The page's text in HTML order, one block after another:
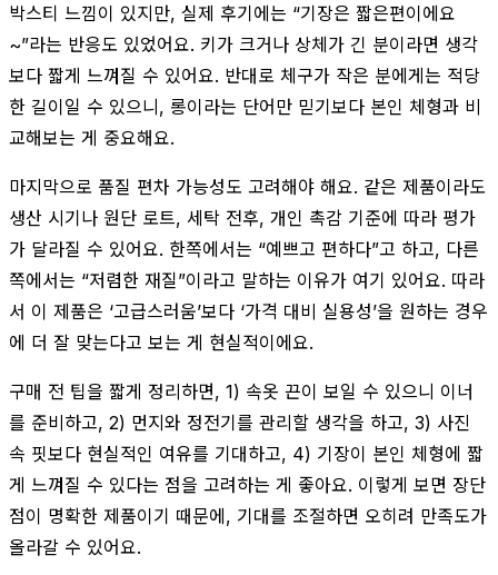
박스티 느낌이 있지만, 실제 후기에는 “기장은 짧은편이에요
~”라는 반응도 있었어요. 키가 크거나 상체가 긴 분이라면 생각
보다 짧게 느껴질 수 있어요. 반대로 체구가 작은 분에게는 적당
한 길이일 수 있으니, 롱이라는 단어만 믿기보다 본인 체형과 비
교해보는 게 중요해요.
마지막으로 품질 편차 가능성도 고려해야 해요. 같은 제품이라도
생산 시기나 원단 로트, 세탁 전후, 개인 촉감 기준에 따라 평가
가 달라질 수 있어요. 한쪽에서는 “예쁘고 편하다”고 하고, 다른
쪽에서는 “저렴한 재질”이라고 말하는 이유가 여기 있어요. 따라
서 이 제품은 ‘고급스러움’보다 ‘가격 대비 실용성’을 원하는 경우
에 더 잘 맞는다고 보는 게 현실적이에요.
구매 전 팁을 짧게 정리하면, 1) 속옷 끈이 보일 수 있으니 이너
를 준비하고, 2) 먼지와 정전기를 관리할 생각을 하고, 3) 사진
속 핏보다 현실적인 여유를 기대하고, 4) 기장이 본인 체형에 짧
게 느껴질 수 있다는 점을 고려하는 게 좋아요. 이렇게 보면 장단
점이 명확한 제품이기 때문에, 기대를 조절하면 오히려 만족도가
올라갈 수 있어요.